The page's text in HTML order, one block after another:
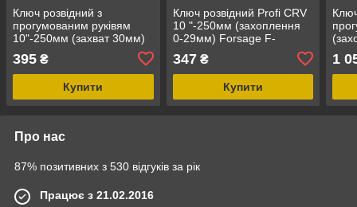
Ключ розвідний з
прогумованим руківям
10"-250мм (захват 30мм)
395 ₴
Купити
Ключ розвідний Profi CRV
10 "-250мм (захоплення
0-29мм) Forsage F-
347₴
Купити
1
Про нас
87% позитивних з 530 відгуків за рік
Працює з 21.02.2016